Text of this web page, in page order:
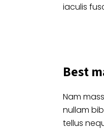
iaculis
Best
Nam
nullam
tellus